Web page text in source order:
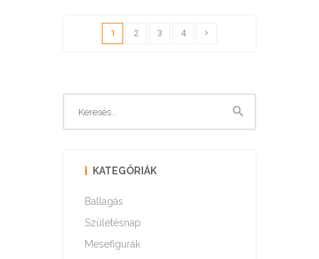
1 2 3 4
KATEGÓRIÁK
Ballagás
Születésnap
Mesefigurák